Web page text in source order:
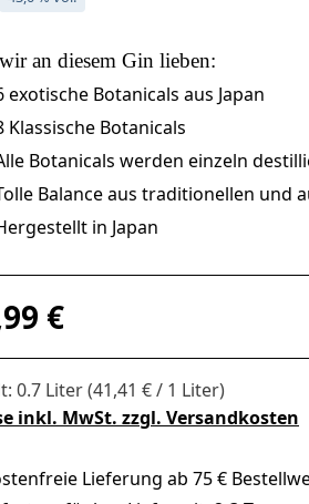
an diesem Gin lieben:
exotische Botanicals aus Japan
Klassische Botanicals
Botanicals werden einzeln
Balance aus traditionellen und
in Japan
Preis:
€
0.7 Liter(41,41 € / 1 Liter)
inkl. MwSt. zzgl. Versandkosten
Lieferung ab 75 €